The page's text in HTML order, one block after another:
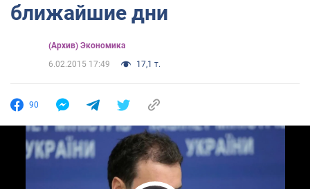
ближайшие дни
(Архив) Экономика
6.02.2015 17:49
17,1 т.
90